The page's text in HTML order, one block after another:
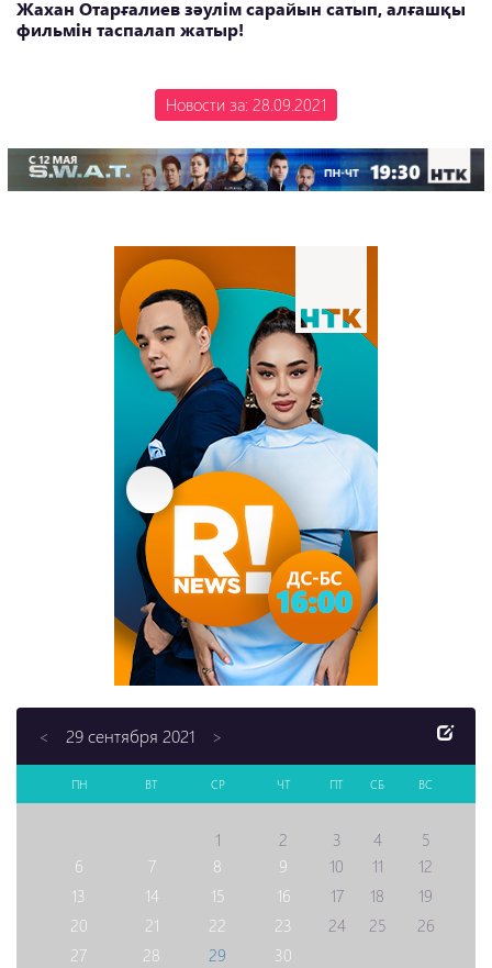
Жахан Отарғалиев зәулім сарайын сатып, алғашқы
фильмін таспалап жатыр!
Новости за: 28.09.2021
< 29 сентября 2021 >
ПН ВТ СР ЧТ ПТ СБ ВС
1 2 3 4
5
6
7 8 9 10 11
12
13
14 15 16 17 18
19
20
21 22 23 24 25
26
27
28 29 30